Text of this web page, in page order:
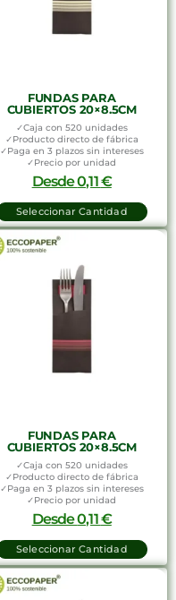
FUNDAS PARA
CUBIERTOS 20×8.5CM
✓Caja con 520 unidades
✓Producto directo de fábrica
✓Paga en 3 plazos sin intereses
✓Precio por unidad
Desde0,11€
Seleccionar Cantidad
FUNDAS PARA
CUBIERTOS 20×8.5CM
✓Caja con 520 unidades
✓Producto directo de fábrica
✓Paga en 3 plazos sin intereses
✓Precio por unidad
Desde0,11€
Seleccionar Cantidad